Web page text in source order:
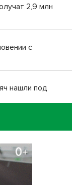
2,9 млн
с
нашли под
15 литров крови